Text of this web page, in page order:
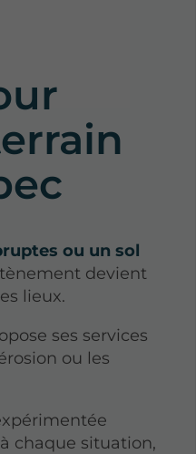
ou un sol
devient
lieux.
ses services
ou les
chaque situation,